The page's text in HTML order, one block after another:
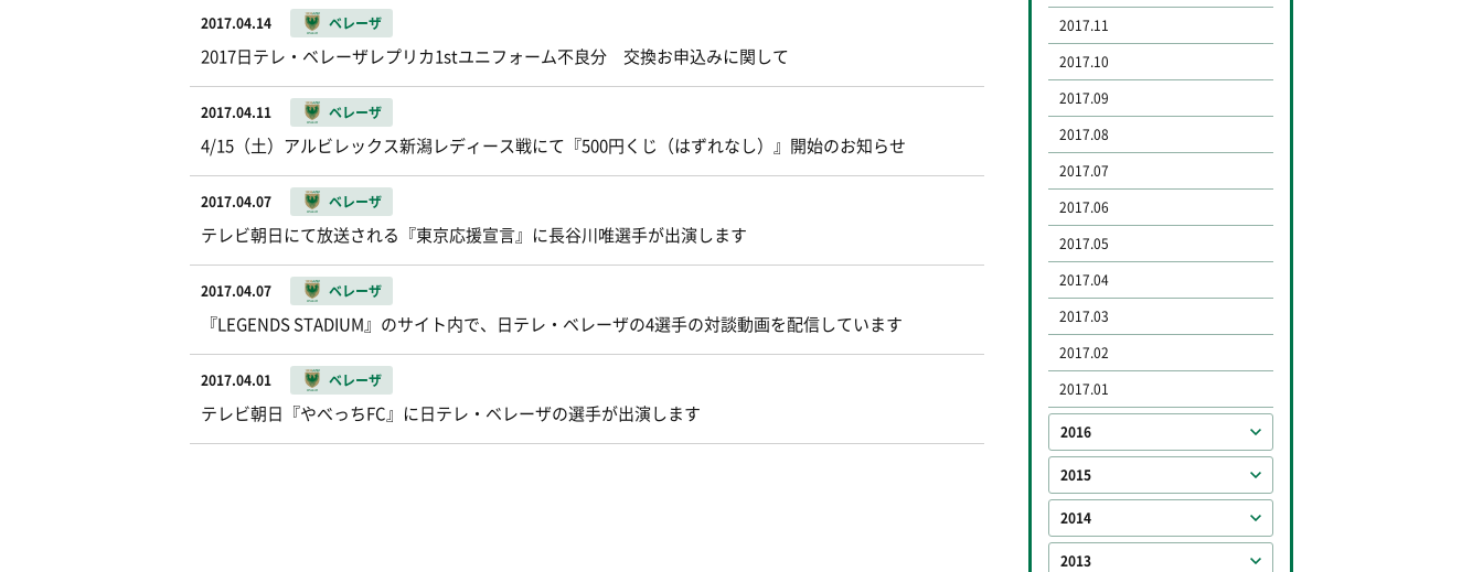
2017.04.14 ベレーザ
2017日テレ・ベレーザレプリカ1stユニフォーム不良分 交換お申込みに関して
2017.04.11 ベレーザ
4/15（土）アルビレックス新潟レディース戦にて『500円くじ（はずれなし）』開始のお知らせ
2017.04.07 ベレーザ
テレビ朝日にて放送される『東京応援宣言』に長谷川唯選手が出演します
2017.04.07 ベレーザ
『LEGENDS STADIUM』のサイト内で、日テレ・ベレーザの4選手の対談動画を配信しています
2017.04.01 ベレーザ
テレビ朝日『やべっちFC』に日テレ・ベレーザの選手が出演します
2017.11
2017.10
2017.09
2017.08
2017.07
2017.06
2017.05
2017.04
2017.03
2017.02
2017.01
2016
2015
2014
2013